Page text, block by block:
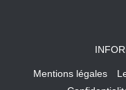
Mentions légales